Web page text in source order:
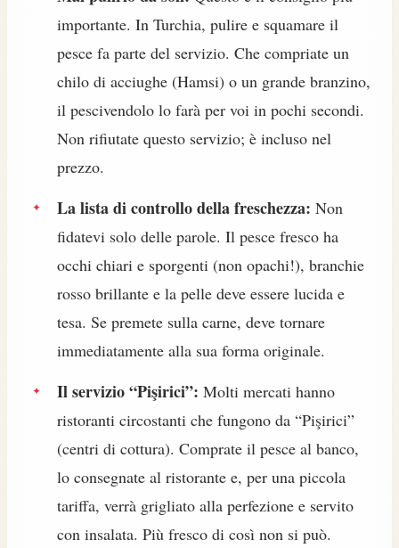
importante. In Turchia, pulire e squamare il
pesce fa parte del servizio. Che compriate un
chilo di acciughe (Hamsi) o un grande branzino,
il pescivendolo lo farà per voi in pochi secondi.
Non rifiutate questo servizio; è incluso nel
prezzo.
La lista di controllo della freschezza: Non
fidatevi solo delle parole. Il pesce fresco ha
occhi chiari e sporgenti (non opachi!), branchie
rosso brillante e la pelle deve essere lucida e
tesa. Se premete sulla carne, deve tornare
immediatamente alla sua forma originale.
Il servizio “Pişirici”: Molti mercati hanno
ristoranti circostanti che fungono da “Pişirici”
(centri di cottura). Comprate il pesce al banco,
lo consegnate al ristorante e, per una piccola
tariffa, verrà grigliato alla perfezione e servito
con insalata. Più fresco di così non si può.